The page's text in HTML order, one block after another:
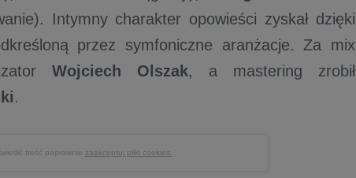
Intymny charakter opowieści zyskał dzięki
przez symfoniczne aranżacje. Za mix
Wojciech Olszak, a mastering zrobił
.
treść poprawnie zaakceptuj pliki cookies.